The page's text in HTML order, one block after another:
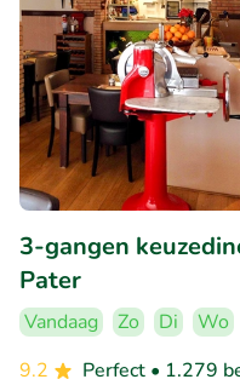
3-gangen
Pater
Vandaag Zo Di Wo
9.2
Perfect • 1.279